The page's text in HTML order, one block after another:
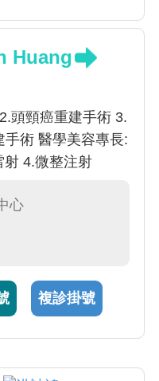
Huang
頭頸癌重建手術 3.
術 醫學美容專長:
射 4.微整注射
心
複診掛號